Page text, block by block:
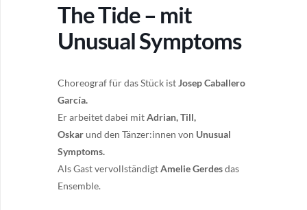
The Tide – mit
Unusual Symptoms
Choreograf für das Stück istJosep Caballero
García.
Erarbeitet dabei mitAdrian, Till,
Oskar und den Tänzer:innen von Unusual
Symptoms.
Als Gast vervollständigtAmelie Gerdesdas
Ensemble.